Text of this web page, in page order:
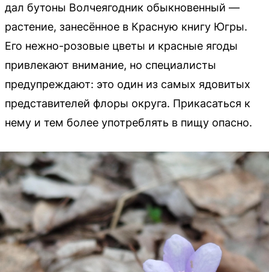
дал бутоны Волчеягодник обыкновенный —
растение, занесённое в Красную книгу Югры.
Его нежно-розовые цветы и красные ягоды
привлекают внимание, но специалисты
предупреждают: это один из самых ядовитых
представителей флоры округа. Прикасаться к
нему и тем более употреблять в пищу опасно.